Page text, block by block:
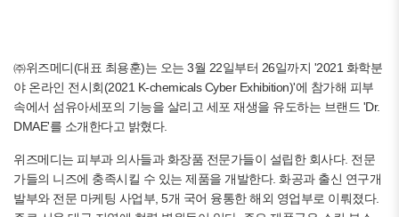
㈜위즈메디(대표 최용훈)는 오는 3월 22일부터 26일까지 '2021 화학분
야 온라인 전시회(2021 K-chemicals Cyber Exhibition)'에 참가해 피부
속에서 섬유아세포의 기능을 살리고 세포 재생을 유도하는 브랜드 'Dr.
DMAE'를 소개한다고 밝혔다.
위즈메디는 피부과 의사들과 화장품 전문가들이 설립한 회사다. 전문
가들의 니즈에 충족시킬 수 있는 제품을 개발한다. 화공과 출신 연구개
발부와 전문 마케팅 사업부, 5개 국어 융통한 해외 영업부로 이뤄졌다.